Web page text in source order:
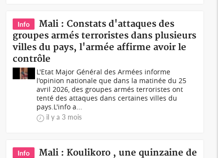
Info
Mali : Constats d'attaques des
groupes armés terroristes dans plusieurs
villes du pays, l'armée affirme avoir le
contrôle
L'Etat Major Général des Armées informe
l'opinion nationale que dans la matinée du 25
avril 2026, des groupes armés terroristes ont
tenté des attaques dans certaines villes du
pays.L'info a...
il y a 3 mois
Info
Mali : Koulikoro , une quinzaine de